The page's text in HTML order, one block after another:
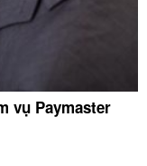
vụ Paymaster